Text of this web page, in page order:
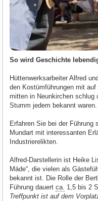
So wird Geschichte
Hüttenwerksarbeiter Alfred
den Kostümführungen mit
mitten in Neunkirchen schlug
Stumm jedem bekannt waren.
Erfahren Sie bei der Führung
Mundart mit interessanten
Industrierelikten.
Alfred-Darstellerin ist Heike
Mäde“, die vielen als
bekannt ist. Die Rolle der
Führung dauert ca. 1,5 bis 2
Treffpunkt ist auf dem